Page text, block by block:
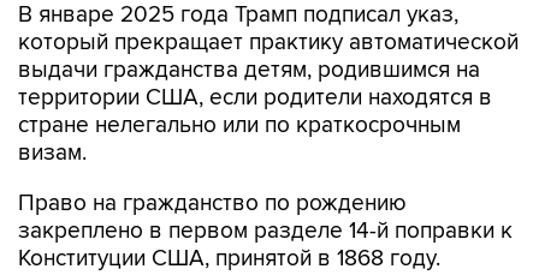
В январе 2025 года Трамп подписал указ,
который прекращает практику автоматической
выдачи гражданства детям, родившимся на
территории США, если родители находятся в
стране нелегально или по краткосрочным
визам.
Право на гражданство по рождению
закреплено в первом разделе 14-й поправки к
Конституции США, принятой в 1868 году.